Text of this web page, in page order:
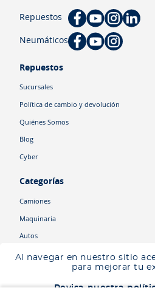
Al navegar en nuestro sitio
para mejorar tu
Revisa nuestra
Repuestos
Neumáticos
Repuestos
Sucursales
Política de cambio y devolución
Quiénes Somos
Blog
Cyber
Categorías
Camiones
Maquinaria
Autos
Neumáticos